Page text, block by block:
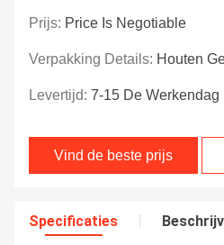
Prijs: Price Is Negotiable
Verpakking Details: Houten
Levertijd: 7-15 De Werkendag
Vind de beste prijs
Specificaties